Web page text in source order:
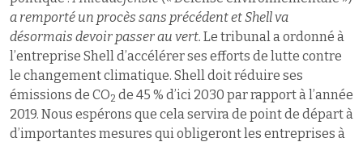
a remporté un procès sans précédent et Shell va
désormais devoir passer au vert. Le tribunal a ordonné à
l’entreprise Shell d’accélérer ses efforts de lutte contre
le changement climatique. Shell doit réduire ses
émissions de CO2 de 45 % d’ici 2030 par rapport à l’année
2019. Nous espérons que cela servira de point de départ à
d’importantes mesures qui obligeront les entreprises à